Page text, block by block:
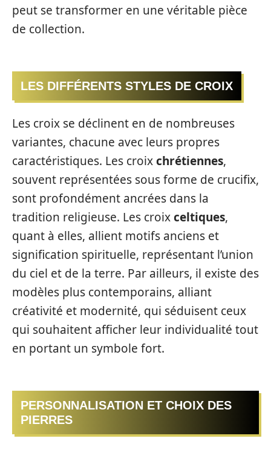
peut se transformer en une véritable pièce
de collection.
LES DIFFÉRENTS STYLES DE CROIX
Les croix se déclinent en de nombreuses
variantes, chacune avec leurs propres
caractéristiques. Les croixchrétiennes,
souvent représentées sous forme de crucifix,
sont profondément ancrées dans la
tradition religieuse. Les croixceltiques,
quant à elles, allient motifs anciens et
signification spirituelle, représentant l’union
du ciel et de la terre. Par ailleurs, il existe des
modèles plus contemporains, alliant
créativité et modernité, qui séduisent ceux
qui souhaitent afficher leur individualité tout
en portant un symbole fort.
PERSONNALISATION ET CHOIX DES
PIERRES